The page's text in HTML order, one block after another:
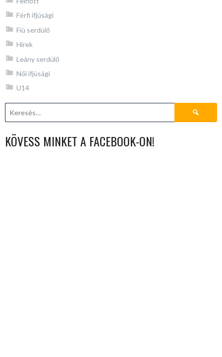
Férfi ifjúsági
Fiú serdülő
Hírek
Leány serdülő
Női ifjúsági
U14
Keresés:
KÖVESS MINKET A FACEBOOK-ON!